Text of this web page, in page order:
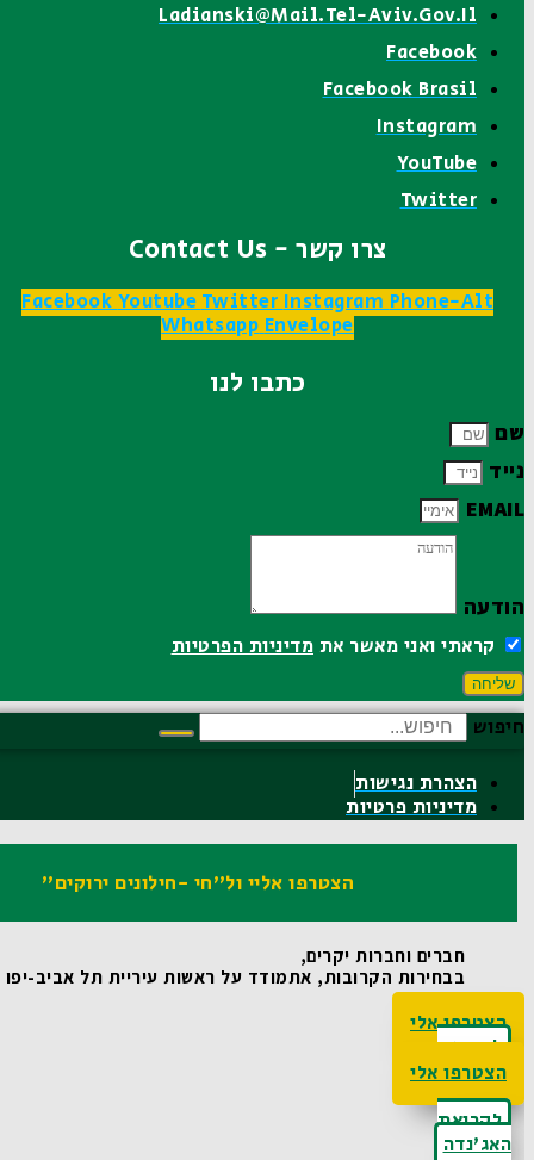
Ladianski@mail.tel-Aviv.gov.il
Facebook
Facebook Brasil
Instagram
YouTube
Twitter
צרו קשר - Contact Us
FacebookYoutubeTwitterInstagramPhone-Alt
WhatsappEnvelope
כתבו לנו
שם
נייד
EMAIL
הודעה
קראתי ואני מאשר אתמדיניות הפרטיות
שליחה
חיפוש
הצהרת נגישות
מדיניות פרטיות
הצטרפו אליי ול"חי -חילונים ירוקים"
חברים וחברות יקרים,
בבחירות הקרובות, אתמודד על ראשות עיריית תל אביב-יפו
הצטרפו אלי
לקריאת
האג'נדה
הצטרפו אלי
לקריאת
האג'נדה